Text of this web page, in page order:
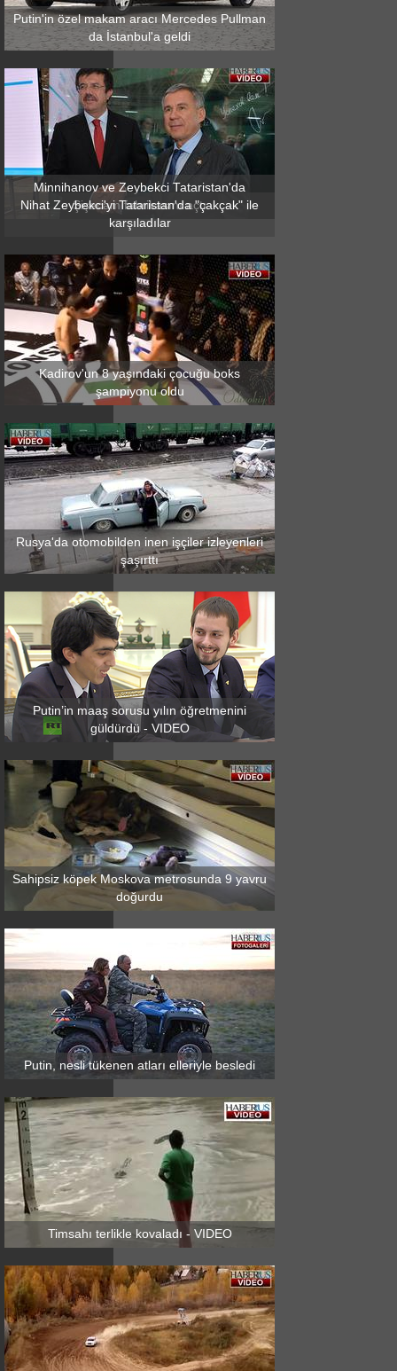
Putin'in özel makam aracı Mercedes Pullman
da İstanbul'a geldi
Minnihanov ve Zeybekci Tataristan'da
Şişecam fabrikasını açtı
Nihat Zeybekci'yi Tataristan'da "çakçak" ile
karşıladılar
Kadirov'un 8 yaşındaki çocuğu boks
şampiyonu oldu
Rusya'da otomobilden inen işçiler izleyenleri
şaşırttı
Putin’in maaş sorusu yılın öğretmenini
güldürdü - VIDEO
Sahipsiz köpek Moskova metrosunda 9 yavru
doğurdu
Putin, nesli tükenen atları elleriyle besledi
Timsahı terlikle kovaladı - VIDEO